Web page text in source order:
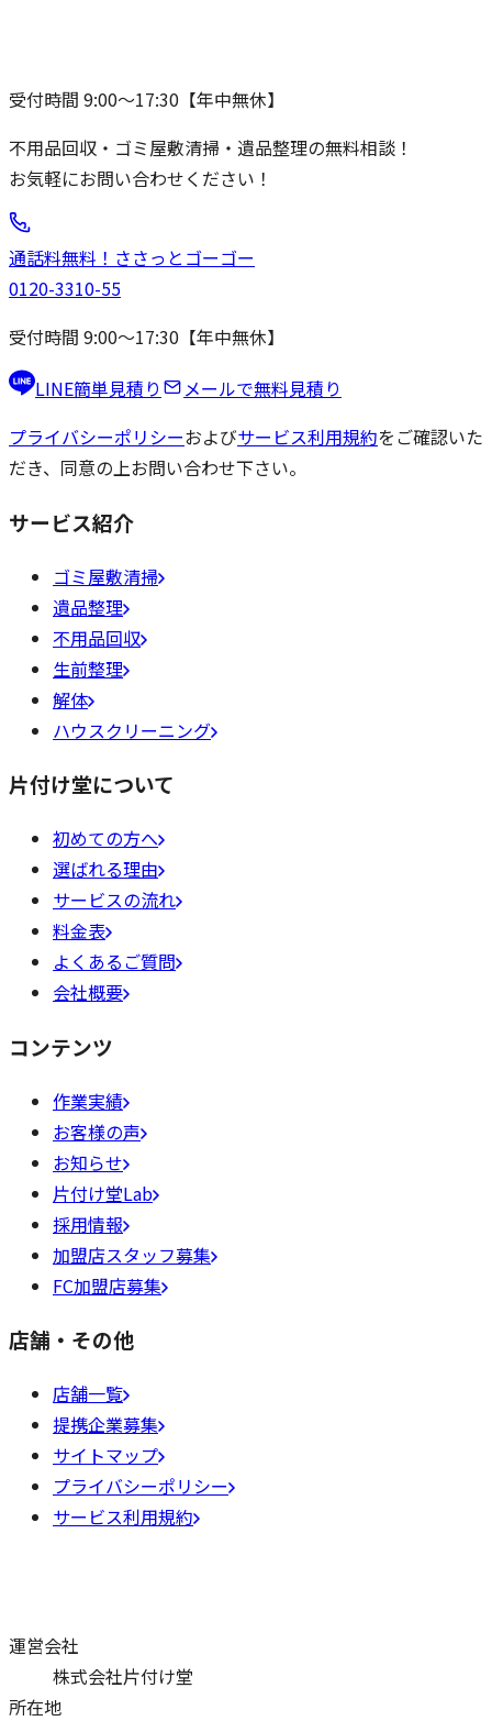
受付時間 9:00〜17:30【年中無休】
不用品回収・ゴミ屋敷清掃・遺品整理の無料相談！
お気軽にお問い合わせください！
通話料無料！ ささっと ゴーゴー
0120-3310-55
受付時間 9:00〜17:30【年中無休】
LINE簡単見積り
メールで無料見積り
プライバシーポリシーおよびサービス利用規約をご確認いた
だき、同意の上お問い合わせ下さい。
サービス紹介
ゴミ屋敷清掃
遺品整理
不用品回収
生前整理
解体
ハウスクリーニング
片付け堂について
初めての方へ
選ばれる理由
サービスの流れ
料金表
よくあるご質問
会社概要
コンテンツ
作業実績
お客様の声
お知らせ
片付け堂Lab
採用情報
加盟店スタッフ募集
FC加盟店募集
店舗・その他
店舗一覧
提携企業募集
サイトマップ
プライバシーポリシー
サービス利用規約
運営会社
株式会社片付け堂
所在地